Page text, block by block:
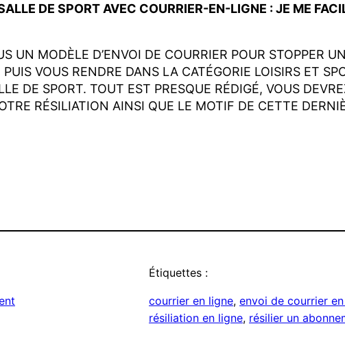
DE SPORT AVEC COURRIER-EN-LIGNE : JE ME
UN MODÈLE D’ENVOI DE COURRIER POUR STOPPER
VOUS RENDRE DANS LA CATÉGORIE LOISIRS ET
DE SPORT. TOUT EST PRESQUE RÉDIGÉ, VOUS
RÉSILIATION AINSI QUE LE MOTIF DE CETTE
Étiquettes :
courrier en ligne, envoi de courrier
résiliation en ligne, résilier un